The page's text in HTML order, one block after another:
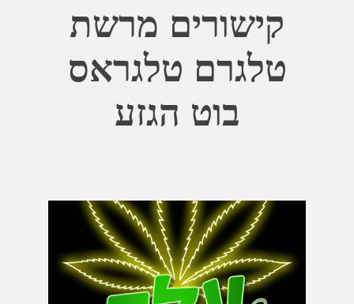
קישורים מרשת
טלגרם טלגראס
בוט הגזע